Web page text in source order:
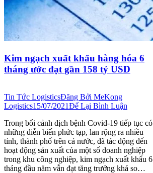
Kim ngạch xuất khẩu hàng hóa 6
tháng ước đạt gần 158 tỷ USD
Tin Tức LogisticsĐăng Bởi MeKong
Logistics15/07/2021Để Lại Bình Luận
Trong bối cảnh dịch bệnh Covid-19 tiếp tục có
những diễn biến phức tạp, lan rộng ra nhiều
tỉnh, thành phố trên cả nước, đã tác động đến
hoạt động sản xuất của một số doanh nghiệp
trong khu công nghiệp, kim ngạch xuất khẩu 6
tháng đầu năm vẫn đạt tăng trưởng khá so…